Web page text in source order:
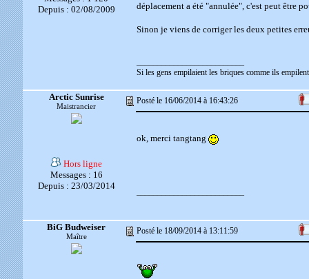
Depuis : 02/08/2009
déplacement a été "annulée", c'est peut être
Sinon je viens de corriger les deux petites
Si les gens empilaient les briques comme ils
Arctic Sunrise
Maistrancier
Posté le 16/06/2014 à 16:43:26
Hors ligne
Messages : 16
Depuis : 23/03/2014
ok, merci tangtang
BiG Budweiser
Maître
Posté le 18/09/2014 à 13:11:59